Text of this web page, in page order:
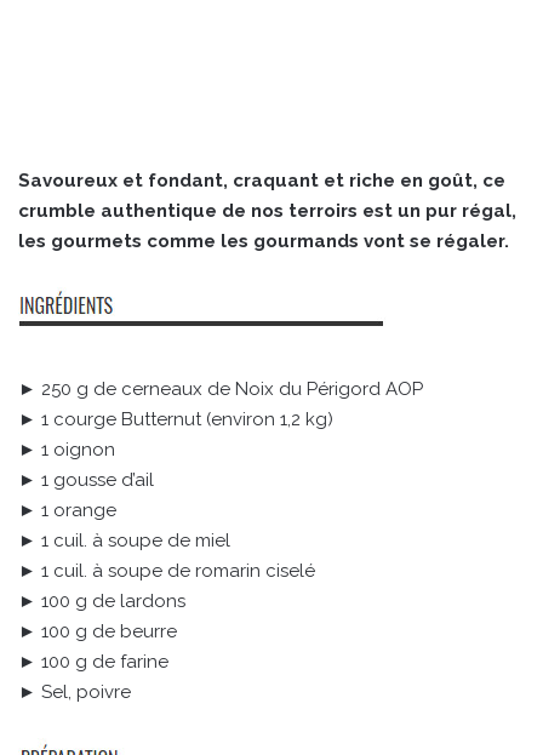
Savoureux et fondant, craquant et riche en goût, ce
crumble authentique de nos terroirs est un pur régal,
les gourmets comme les gourmands vont se régaler.
► 250 g de cerneaux de Noix du Périgord AOP
► 1 courge Butternut (environ 1,2 kg)
► 1 oignon
► 1 gousse d’ail
► 1 orange
► 1 cuil. à soupe de miel
► 1 cuil. à soupe de romarin ciselé
► 100 g de lardons
► 100 g de beurre
► 100 g de farine
► Sel, poivre